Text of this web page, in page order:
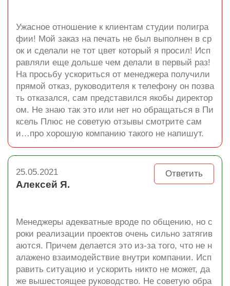
Ужасное отношение к клиентам студии полигра
фии! Мой заказ на печать не был выполнен в ср
ок и сделали не тот цвет который я просил! Исп
равляли еще дольше чем делали в первый раз!
На просьбу ускориться от менеджера получили
прямой отказ, руководителя к телефону он позва
ть отказался, сам представился якобы директор
ом. Не знаю так это или нет но обращаться в Пи
ксель Плюс не советую отзывы смотрите сам
и…про хорошую компанию такого не напишут.
Ответить
25.05.2021
Алексей Я.
Менеджеры адекватные вроде по общению, но с
роки реализации проектов очень сильно затягив
аются. Причем делается это из-за того, что не н
алажено взаимодействие внутри компании. Исп
равить ситуацию и ускорить никто не может, да
же вышестоящее руководство. Не советую обра